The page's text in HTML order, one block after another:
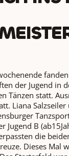
der Jugend in
Tänzen statt.
Liana
Jugend B
die
Dieses Mal